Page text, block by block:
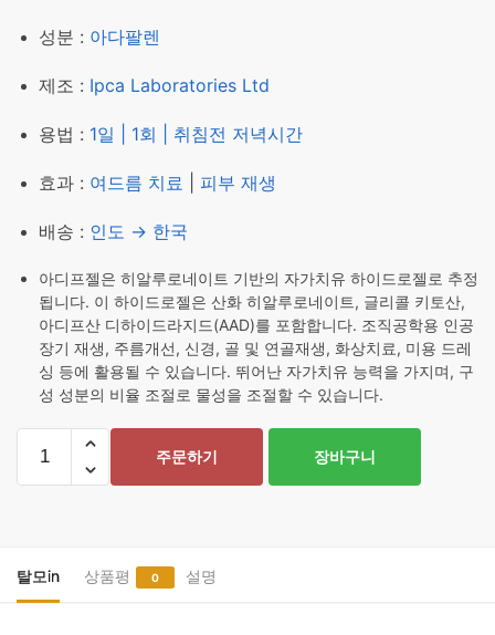
성분 : 아다팔렌
제조 : Ipca Laboratories Ltd
용법 : 1일 | 1회 | 취침전 저녁시간
효과 : 여드름 치료 피부 재생
배송 : 인도 → 한국
아디프젤은 히알루로네이트 기반의 자가치유 하이드로젤로 추정
됩니다. 이 하이드로젤은 산화 히알루로네이트, 글리콜 키토산,
아디프산 디하이드라지드(AAD)를 포함합니다. 조직공학용 인공
장기 재생, 주름개선, 신경, 골 및 연골재생, 화상치료, 미용 드레
싱 등에 활용될 수 있습니다. 뛰어난 자가치유 능력을 가지며, 구
성 성분의 비율 조절로 물성을 조절할 수 있습니다.
15g
6
주문하기 장바구니
탈모in 상품평 0 설명